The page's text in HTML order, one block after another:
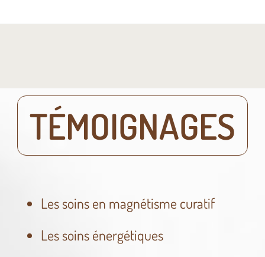
TÉMOIGNAGES
Les soins en magnétisme curatif
Les soins énergétiques